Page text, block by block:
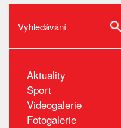
Aktuality
Sport
Videogalerie
Fotogalerie